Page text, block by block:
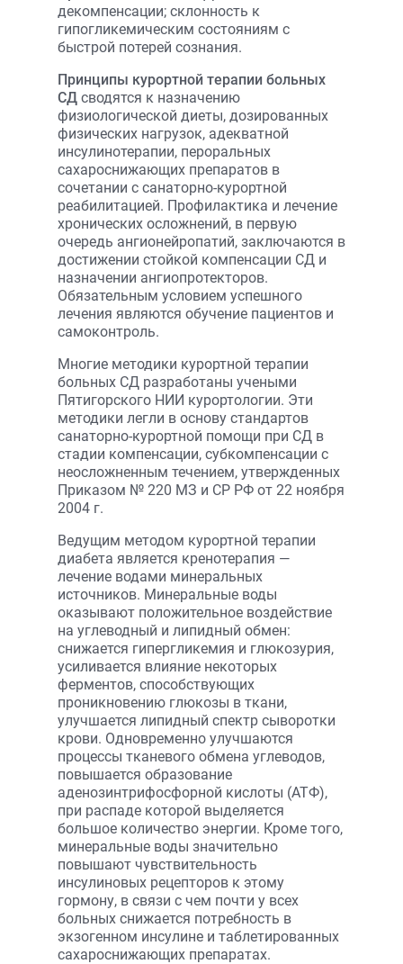
декомпенсации; склонность к
гипогликемическим состояниям с
быстрой потерей сознания.
Принципы курортной терапии больных
СД сводятся к назначению
физиологической диеты, дозированных
физических нагрузок, адекватной
инсулинотерапии, пероральных
сахароснижающих препаратов в
сочетании с санаторно-курортной
реабилитацией. Профилактика и лечение
хронических осложнений, в первую
очередь ангионейропатий, заключаются в
достижении стойкой компенсации СД и
назначении ангиопротекторов.
Обязательным условием успешного
лечения являются обучение пациентов и
самоконтроль.
Многие методики курортной терапии
больных СД разработаны учеными
Пятигорского НИИ курортологии. Эти
методики легли в основу стандартов
санаторно-курортной помощи при СД в
стадии компенсации, субкомпенсации с
неосложненным течением, утвержденных
Приказом № 220 МЗ и СР РФ от 22 ноября
2004 г.
Ведущим методом курортной терапии
диабета является кренотерапия —
лечение водами минеральных
источников. Минеральные воды
оказывают положительное воздействие
на углеводный и липидный обмен:
снижается гипергликемия и глюкозурия,
усиливается влияние некоторых
ферментов, способствующих
проникновению глюкозы в ткани,
улучшается липидный спектр сыворотки
крови. Одновременно улучшаются
процессы тканевого обмена углеводов,
повышается образование
аденозинтрифосфорной кислоты (АТФ),
при распаде которой выделяется
большое количество энергии. Кроме того,
минеральные воды значительно
повышают чувствительность
инсулиновых рецепторов к этому
гормону, в связи с чем почти у всех
больных снижается потребность в
экзогенном инсулине и таблетированных
сахароснижающих препаратах.